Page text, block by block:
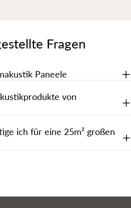
Fragen
Paneele
von
ich für eine 25m² großen